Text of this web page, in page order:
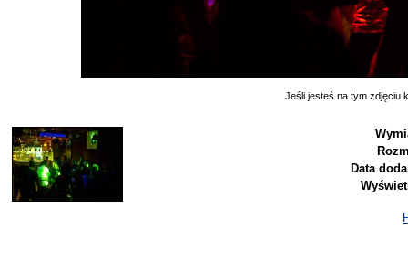
Jeśli jesteś na tym zdjęciu
Data